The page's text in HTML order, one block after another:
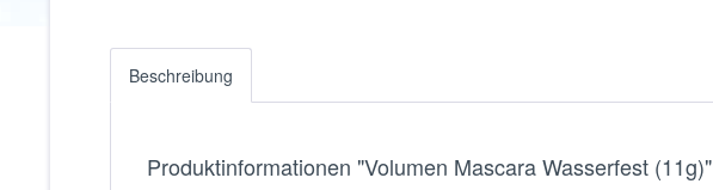
Beschreibung
Produktinformationen "Volumen Mascara Wasserfest (11g)"